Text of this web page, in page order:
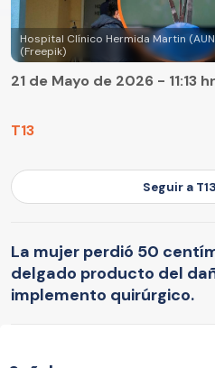
Hospital Clínico Hermida Martin
(Freepik)
T13
21 de Mayo de 2026 - 11:13
Seguir a
La mujer perdió 50
delgado producto del
implemento quirúrgico.